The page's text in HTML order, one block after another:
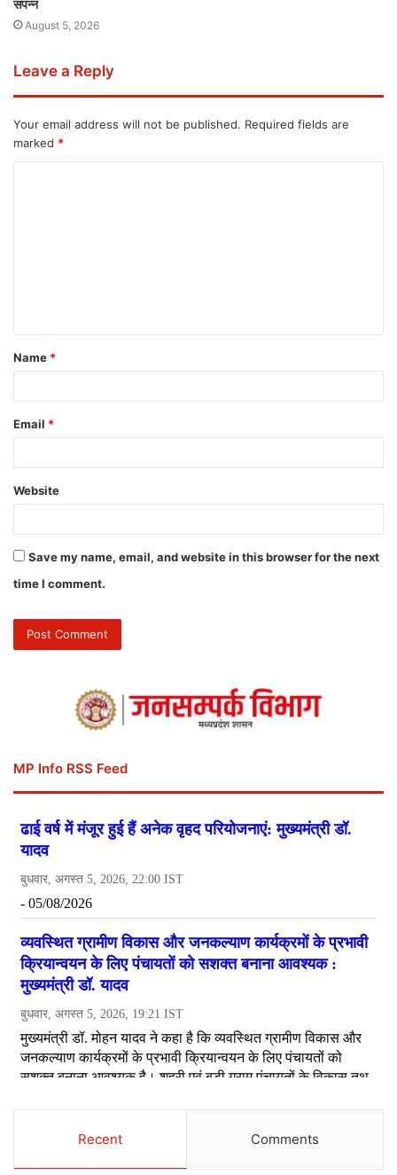
संपन्न
August 5, 2026
Leave a Reply
Your email address will not be published. Required fields are
marked *
Name *
Email *
Website
Save my name, email, and website in this browser for the next
time I comment.
MP Info RSS Feed
Recent Comments